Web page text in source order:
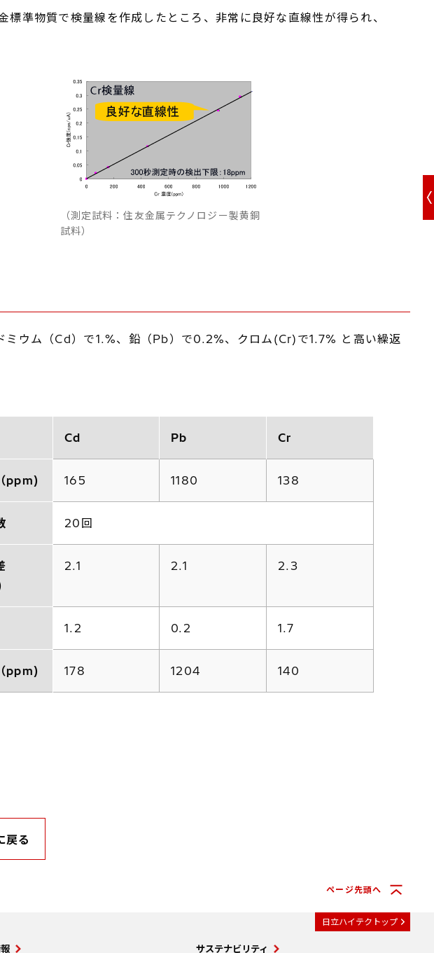
準物質で検量線を作成したところ、非常に良好な直線性が得られ、
（測定試料：住友金属テクノロジー製黄銅
試料）
ウム（Cd）で1.%、鉛（Pb）で0.2%、クロム(Cr)で1.7% と高い繰返
Cd Pb Cr
ppm) 165 1180 138
20回
2.1 2.1 2.3
1.2 0.2 1.7
ppm) 178 1204 140
戻る
ページ先頭へ
日立ハイテクトップ
サステナビリティ